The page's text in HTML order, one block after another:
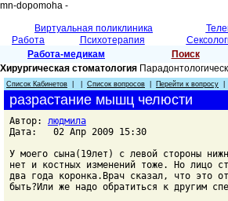
mn-dopomoha -
Виртуальная поликлиника
Работа
Психотерапия
Работа-медикам
Поиск
Хирургическая стоматология
Список Кабинетов Список вопросов Перейти к вопросу
разрастание мышц челюсти
Автор: людмила
Дата: 02 Апр 2009 15:30
У моего сына(19лет) с левой стороны
нет и костных изменений тоже. Но лицо
два года коронка.Врач сказал, что это
быть?Или же надо обратиться к другим